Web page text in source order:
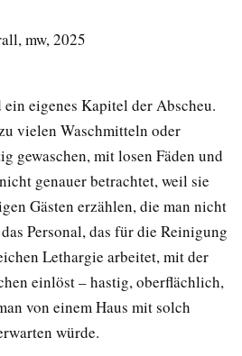
mw, 2025
eigenes Kapitel der Abscheu.
vielen Waschmitteln oder
gewaschen, mit losen Fäden und
genauer betrachtet, weil sie
Gästen erzählen, die man nicht
Personal, das für die Reinigung
Lethargie arbeitet, mit der
einlöst – hastig, oberflächlich,
von einem Haus mit solch
würde.